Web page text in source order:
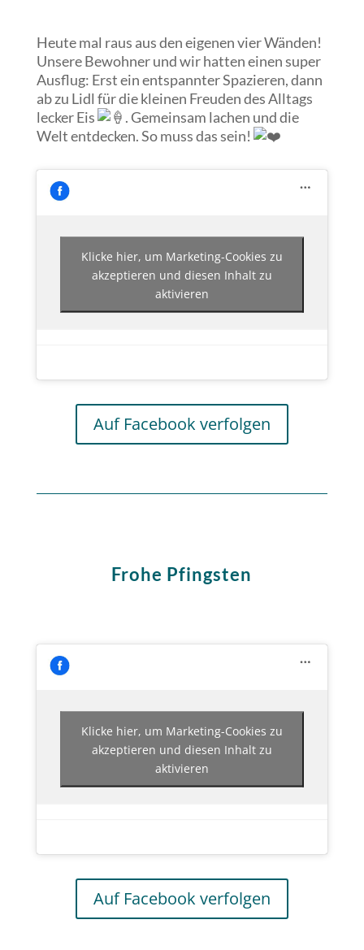
Heute mal raus aus den eigenen vier Wänden!
Unsere Bewohner und wir hatten einen super
Ausflug: Erst ein entspannter Spazieren, dann
ab zu Lidl für die kleinen Freudendes Alltags
lecker Eis
. Gemeinsam lachen und die
Welt entdecken. So muss das sein!
Klicke hier, um Marketing-Cookies zu
akzeptieren und diesen Inhalt zu
aktivieren
Auf Facebook verfolgen
Frohe Pfingsten
Klicke hier, um Marketing-Cookies zu
akzeptieren und diesen Inhalt zu
aktivieren
Auf Facebook verfolgen